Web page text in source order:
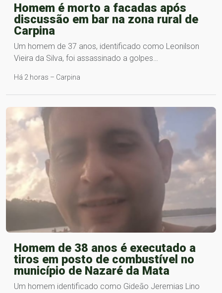
Homem é morto a facadas após
discussão em bar na zona rural de
Carpina
Um homem de 37 anos, identificado como Leonilson
Vieira da Silva, foi assassinado a golpes…
Há 2 horas – Carpina
Homem de 38 anos é executado a
tiros em posto de combustível no
município de Nazaré da Mata
Um homem identificado como Gideão Jeremias Lino